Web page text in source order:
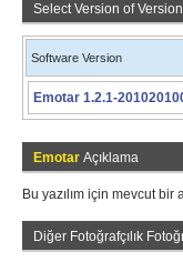
Select Version of
Software Version
Emotar 1.2.1-
Emotar Açıklama
Bu yazılım için mevcut bir
Diğer Fotoğrafçılık